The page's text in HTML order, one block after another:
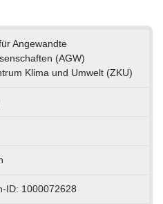
Angewandte
(AGW)
Klima und Umwelt (ZKU)
ID: 1000072628